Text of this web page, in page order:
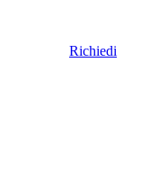
Richiedi